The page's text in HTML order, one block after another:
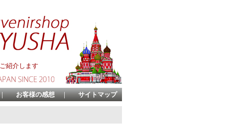
紹介します
お客様の感想 ｜ サイトマップ